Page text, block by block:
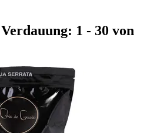
1 - 30 von